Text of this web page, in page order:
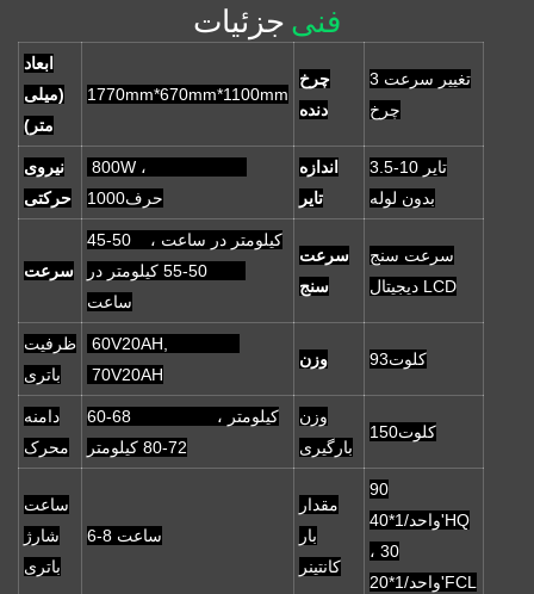
فنی جزئیات
ابعاد
(میلی
متر)
1770mm*670mm*1100mm
چرخ
دنده
تغییر سرعت 3
چرخ
نیروی
حرکتی
800W ،
حرف1000
اندازه
تایر
3.5-10 تایر
بدون لوله
سرعت
45-50 کیلومتر در ساعت ،
50-55 کیلومتر در
ساعت
سرعت
سنج
سرعت سنج
دیجیتال LCD
ظرفیت
باتری
60V20AH,
70V20AH
وزن کلوت93
دامنه
محرک
60-68 کیلومتر ،
72-80 کیلومتر
وزن
بارگیری
کلوت150
ساعت
شارژ
باتری
6-8 ساعت
مقدار
بار
کانتینر
90
واحد/1*40'HQ
، 30
واحد/1*20'FCL